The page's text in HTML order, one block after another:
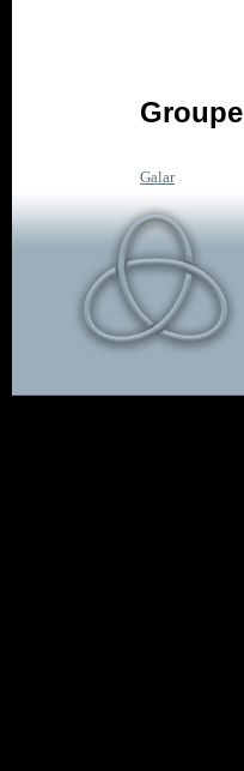
Groupe
Galar